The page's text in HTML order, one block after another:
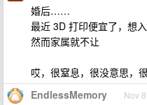
婚后……
最近 3D 打印便宜了，想
然而家属就不让
哎，很窒息，很没意思，
EndlessMemory Nov